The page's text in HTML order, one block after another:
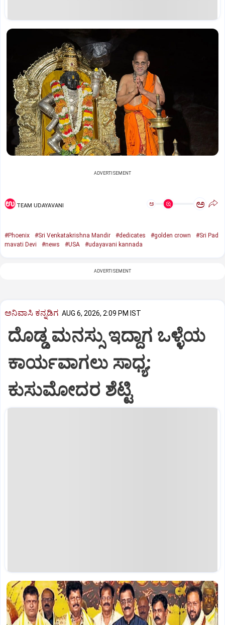
ADVERTISEMENT
TEAM UDAYAVANI ಅ ಅ
#Phoenix #Sri Venkatakrishna Mandir #dedicates #golden crown
#Sri Pad
mavati Devi
#news #USA #udayavani kannada
ADVERTISEMENT
ಅನಿವಾಸಿ ಕನ್ನಡಿಗ AUG 6, 2026, 2:09 PM IST
ದೊಡ್ಡ ಮನಸ್ಸು ಇದ್ದಾಗ ಒಳ್ಳೆಯ
ಕಾರ್ಯವಾಗಲು ಸಾಧ್ಯ:
ಕುಸುಮೋದರ ಶೆಟ್ಟಿ